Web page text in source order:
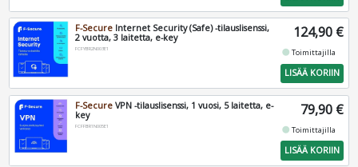
F-Secure Internet Security (Safe) -tilauslisenssi,
2 vuotta, 3 laitetta, e-key
FCFYBR2N003E1
124,90 €
fiber_manual_recordToimittajilla
LISÄÄ KORIIN
F-Secure VPN -tilauslisenssi, 1 vuosi, 5 laitetta, e-
key
FCFFBR1N005E1
79,90 €
fiber_manual_recordToimittajilla
LISÄÄ KORIIN